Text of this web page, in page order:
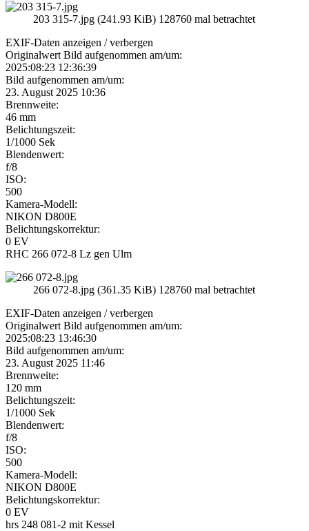
203 315-7.jpg (241.93 KiB) 128760 mal betrachtet
EXIF-Daten anzeigen / verbergen
Originalwert Bild aufgenommen am/um:
2025:08:23 12:36:39
Bild aufgenommen am/um:
23. August 2025 10:36
Brennweite:
46 mm
Belichtungszeit:
1/1000 Sek
Blendenwert:
f/8
ISO:
500
Kamera-Modell:
NIKON D800E
Belichtungskorrektur:
0 EV
RHC 266 072-8 Lz gen Ulm
266 072-8.jpg (361.35 KiB) 128760 mal betrachtet
EXIF-Daten anzeigen / verbergen
Originalwert Bild aufgenommen am/um:
2025:08:23 13:46:30
Bild aufgenommen am/um:
23. August 2025 11:46
Brennweite:
120 mm
Belichtungszeit:
1/1000 Sek
Blendenwert:
f/8
ISO:
500
Kamera-Modell:
NIKON D800E
Belichtungskorrektur:
0 EV
hrs 248 081-2 mit Kessel